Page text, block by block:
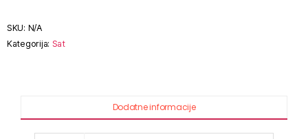
SKU: N/A
Kategorija: Sat
Dodatne informacije